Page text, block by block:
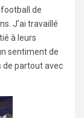
de
J’ai travaillé
à leurs
sentiment de
de partout avec